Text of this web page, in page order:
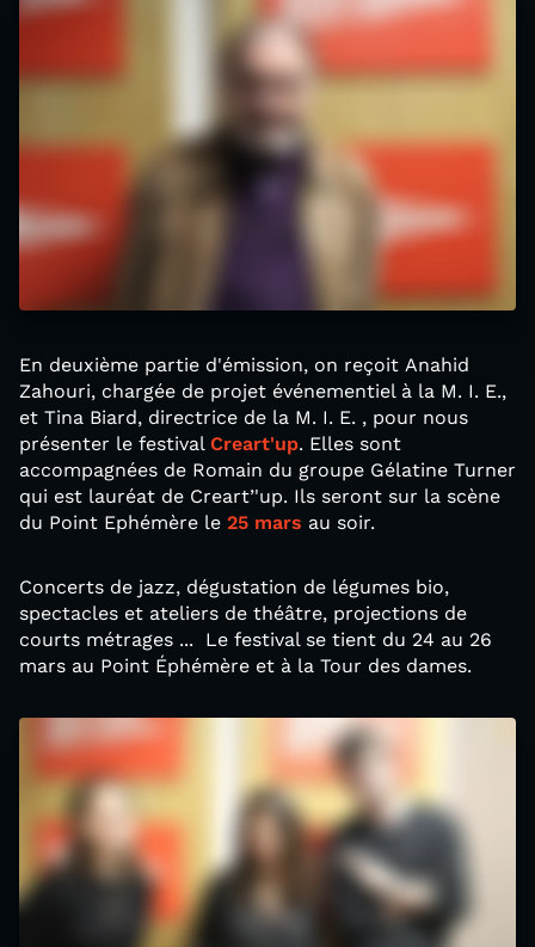
En deuxième partie d'émission, on reçoit Anahid
Zahouri, chargée de projet événementiel à la M. I. E.,
et Tina Biard, directrice de la M. I. E. , pour nous
présenter le festival Creart'up. Elles sont
accompagnées de Romain du groupe Gélatine Turner
qui est lauréat de Creart’'up. Ils seront sur la scène
du Point Ephémère le 25 mars au soir.
Concerts de jazz, dégustation de légumes bio,
spectacles et ateliers de théâtre, projections de
courts métrages ... Le festival se tient du 24 au 26
mars au Point Éphémère et à la Tour des dames.